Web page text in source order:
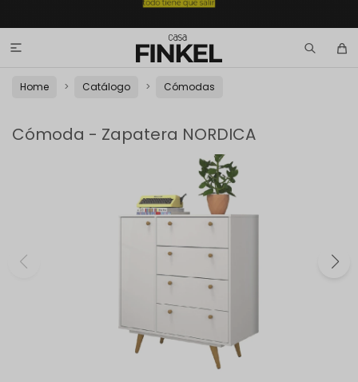

Home Catálogo Cómodas
Cómoda - Zapatera NORDICA